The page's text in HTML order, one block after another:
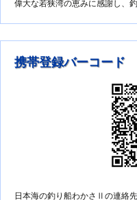
偉大な若狭湾の恵みに感謝し、
携帯登録バーコード
日本海の釣り船わかさⅡの連絡